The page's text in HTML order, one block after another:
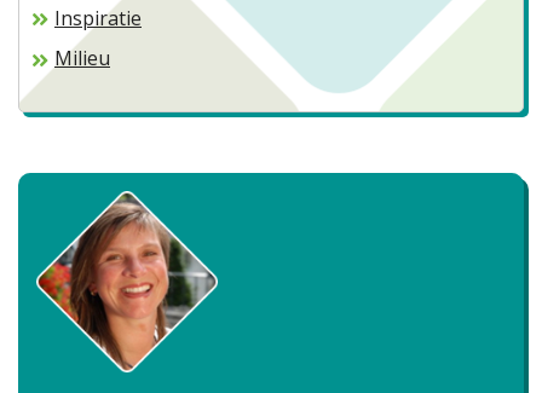
Inspiratie
Milieu